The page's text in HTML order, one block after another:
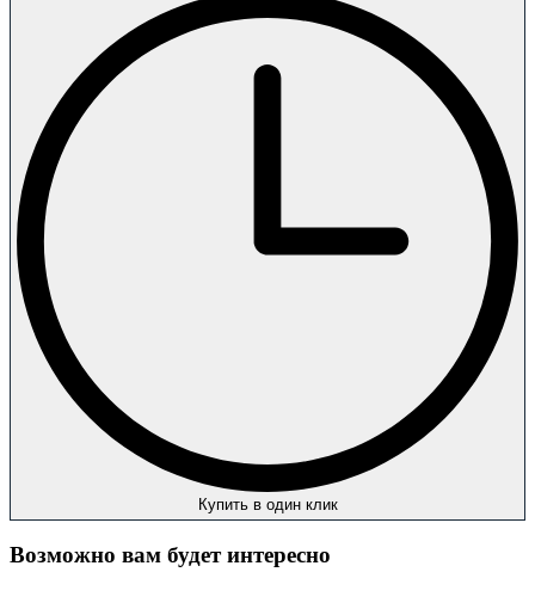
Купить в один клик
Возможно вам будет интересно